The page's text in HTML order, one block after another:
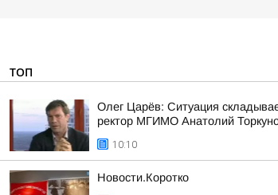
ТОП
Олег Царёв: Ситуация
ректор МГИМО Анатолий
10:10
Новости.Коротко